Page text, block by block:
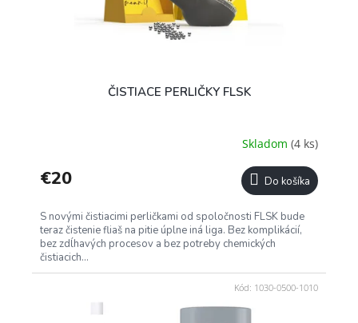
ČISTIACE PERLIČKY FLSK
Skladom (4 ks)
€20 Do košíka
S novými čistiacimi perličkami od spoločnosti FLSK bude
teraz čistenie fliaš na pitie úplne iná liga. Bez komplikácií,
bez zdĺhavých procesov a bez potreby chemických
čistiacich...
Kód: 1030-0500-1010